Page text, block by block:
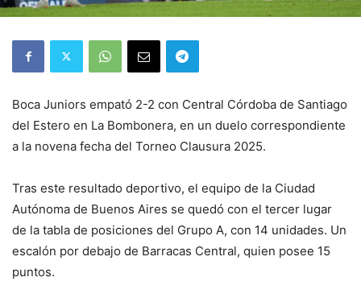
Boca Juniors empató 2-2 con Central Córdoba de Santiago
del Estero en La Bombonera, en un duelo correspondiente
a la novena fecha del Torneo Clausura 2025.
Tras este resultado deportivo, el equipo de la Ciudad
Autónoma de Buenos Aires se quedó con el tercer lugar
de la tabla de posiciones del Grupo A, con 14 unidades. Un
escalón por debajo de Barracas Central, quien posee 15
puntos.